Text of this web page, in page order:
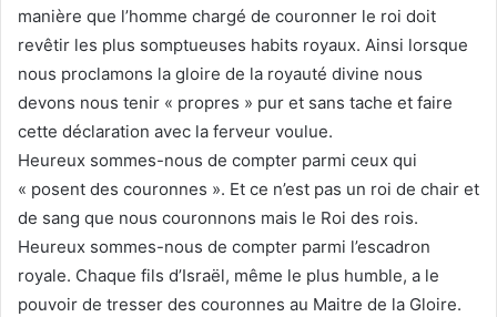
manière que l’homme chargé de couronner le roi doit
revêtir les plus somptueuses habits royaux. Ainsi lorsque
nous proclamons la gloire de la royauté divine nous
devons nous tenir « propres » pur et sans tache et faire
cette déclaration avec la ferveur voulue.
Heureux sommes-nous de compter parmi ceux qui
« posent des couronnes ». Et ce n’est pas un roi de chair et
de sang que nous couronnons mais le Roi des rois.
Heureux sommes-nous de compter parmi l’escadron
royale. Chaque fils d’Israël, même le plus humble, a le
pouvoir de tresser des couronnes au Maitre de la Gloire.